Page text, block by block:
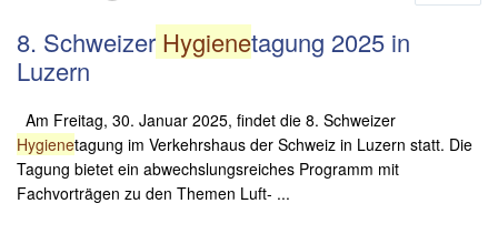
8. Schweizer Hygienetagung 2025 in
Luzern
Am Freitag, 30. Januar 2025, findet die 8. Schweizer
Hygienetagung im Verkehrshaus der Schweiz in Luzern statt. Die
Tagung bietet ein abwechslungsreiches Programm mit
Fachvorträgen zu den Themen Luft- ...